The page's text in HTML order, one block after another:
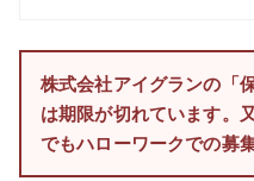
株式会社アイグランの「
は期限が切れています。
でもハローワークでの募